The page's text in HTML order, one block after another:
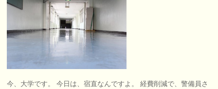
今、大学です。 今日は、宿直なんですよ。 経費削減で、警備員さ